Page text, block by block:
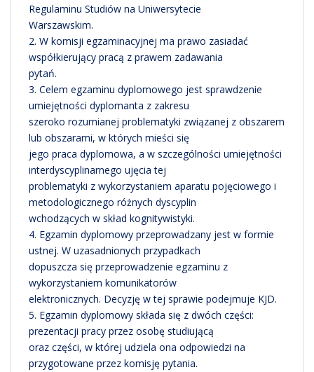
Regulaminu Studiów na Uniwersytecie
Warszawskim.
2. W komisji egzaminacyjnej ma prawo zasiadać
współkierujący pracą z prawem zadawania
pytań.
3. Celem egzaminu dyplomowego jest sprawdzenie
umiejętności dyplomanta z zakresu
szeroko rozumianej problematyki związanej z obszarem
lub obszarami, w których mieści się
jego praca dyplomowa, a w szczególności umiejętności
interdyscyplinarnego ujęcia tej
problematyki z wykorzystaniem aparatu pojęciowego i
metodologicznego różnych dyscyplin
wchodzących w skład kognitywistyki.
4. Egzamin dyplomowy przeprowadzany jest w formie
ustnej. W uzasadnionych przypadkach
dopuszcza się przeprowadzenie egzaminu z
wykorzystaniem komunikatorów
elektronicznych. Decyzję w tej sprawie podejmuje KJD.
5. Egzamin dyplomowy składa się z dwóch części:
prezentacji pracy przez osobę studiującą
oraz części, w której udziela ona odpowiedzi na
przygotowane przez komisję pytania.